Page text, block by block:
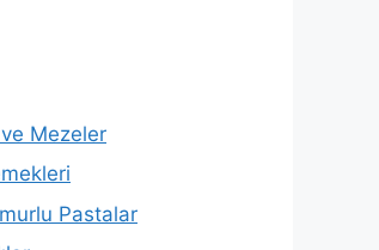
Mezeler
Pastalar